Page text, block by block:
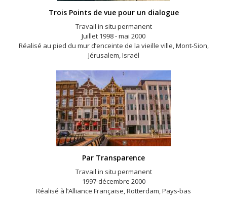
Trois Points de vue pour un dialogue
Travail in situ permanent
Juillet 1998 - mai 2000
Réalisé au pied du mur d’enceinte de la vieille ville, Mont-Sion,
Jérusalem, Israël
Par Transparence
Travail in situ permanent
1997-décembre 2000
Réalisé à l’Alliance Française, Rotterdam, Pays-bas